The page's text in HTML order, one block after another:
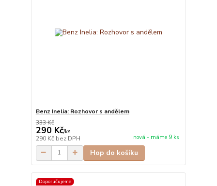
Benz Inelia: Rozhovor s andělem
333 Kč
290 Kč/ks
290 Kč bez DPH nová - máme 9 ks
Hop do košíku
Doporučujeme